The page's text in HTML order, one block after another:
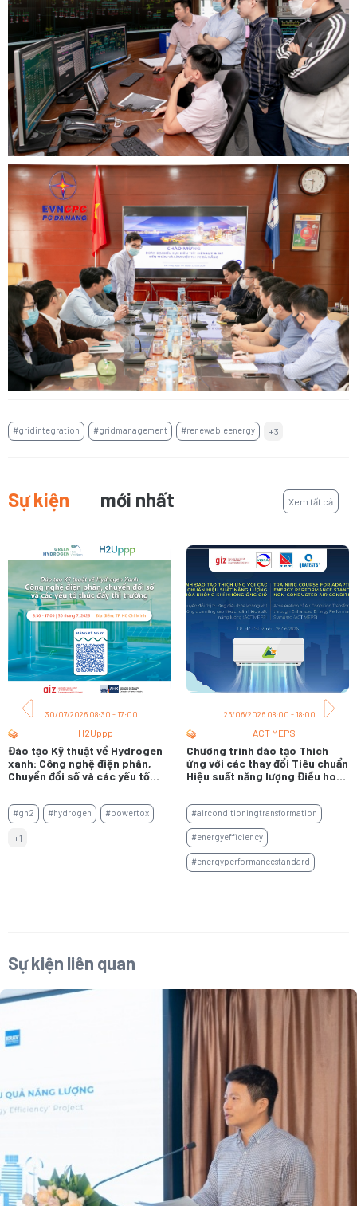
#gridintegration #gridmanagement #renewableenergy +3
Sự kiện mới nhất Xem tất cả
30/07/2026 08:30 - 17:00
H2Uppp
Đào tạo Kỹ thuật về Hydrogen
xanh: Công nghệ điện phân,
Chuyển đổi số và các yếu tố
#gh2 #hydrogen #powertox
+1
26/06/2026 08:00 - 18:00
ACT MEPS
Chương trình đào tạo Thích
ứng với các thay đổi Tiêu chuẩn
Hiệu suất năng lượng Điều hoà
#airconditioningtransformation
#energyefficiency
#energyperformancestandard
Sự kiện liên quan